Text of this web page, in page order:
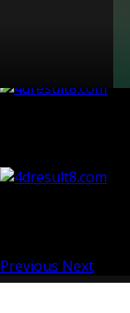
Previous Next